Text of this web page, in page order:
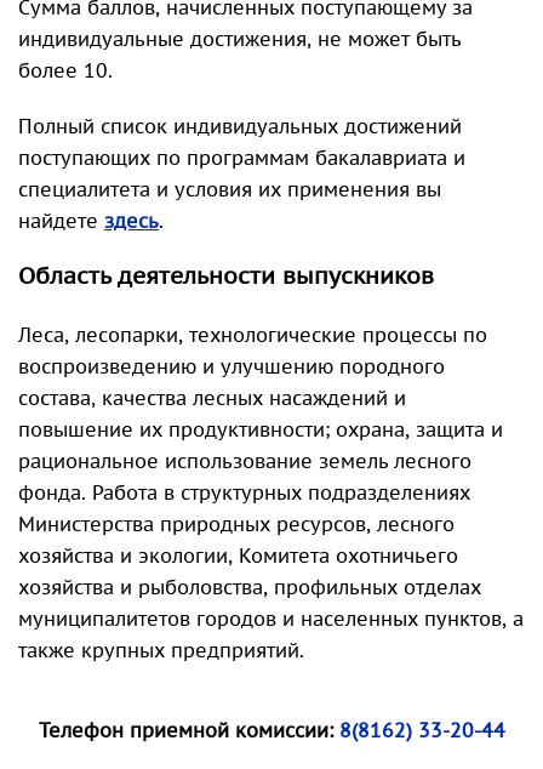
Сумма баллов, начисленных поступающему за
индивидуальные достижения, не может быть
более 10.
Полный список индивидуальных достижений
поступающих по программам бакалавриата и
специалитета и условия их применения вы
найдете здесь.
Область деятельности выпускников
Леса, лесопарки, технологические процессы по
воспроизведению и улучшению породного
состава, качества лесных насаждений и
повышение их продуктивности; охрана, защита и
рациональное использование земель лесного
фонда. Работа в структурных подразделениях
Министерства природных ресурсов, лесного
хозяйства и экологии, Комитета охотничьего
хозяйства и рыболовства, профильных отделах
муниципалитетов городов и населенных пунктов, а
также крупных предприятий.
Телефон приемной комиссии:8(8162) 33-20-44